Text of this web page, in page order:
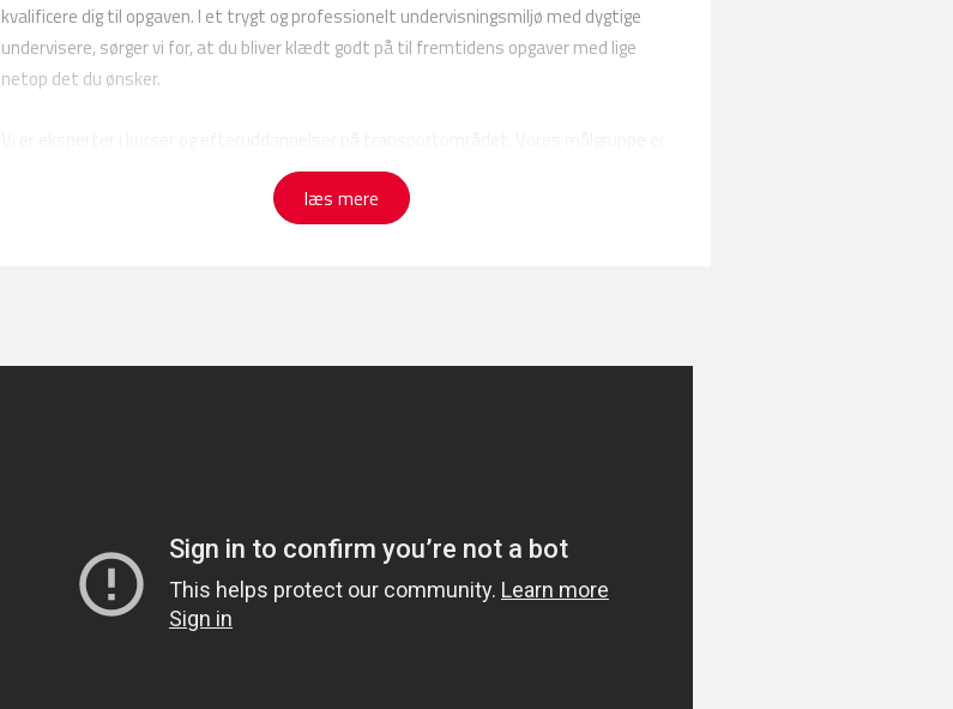
kvalificere dig til opgaven. I et trygt og professionelt undervisningsmiljø med dygtige
undervisere, sørger vi for, at du bliver klædt godt på til fremtidens opgaver med lige
netop det du ønsker.
bred, og vi er vant til at have kursister med forskellig etnicitet, forudsætninger og behov.
Vores store transportcenter er placeret i Odense.
Alle kurser og uddannelser repræsenterer et uddrag af godkendte
Udvikling og tilpasning af vores kurser og chaufføruddannelser foregår i et samspil
mellem bruger, udbyder samt efteruddannelsesudvalgene under
Transporterhvervets Uddannelsesråd (TUR)
læs mere